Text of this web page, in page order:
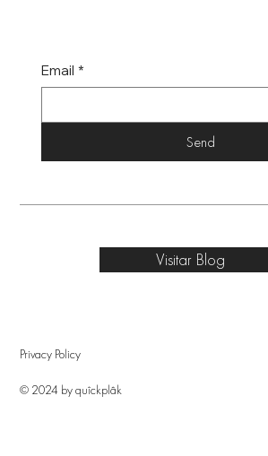
Email *
Send
Privacy Policy
© 2024 by quîckplâk
Visitar Blog